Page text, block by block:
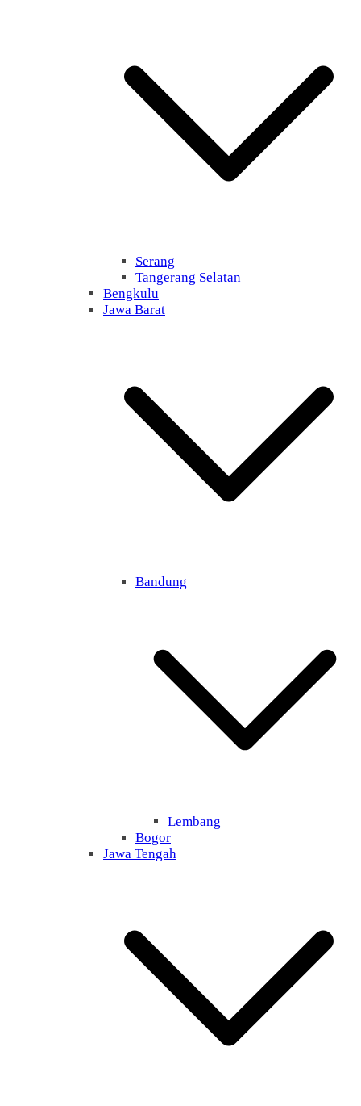
Serang
Tangerang Selatan
Bengkulu
Jawa Barat
Bandung
Lembang
Bogor
Jawa Tengah